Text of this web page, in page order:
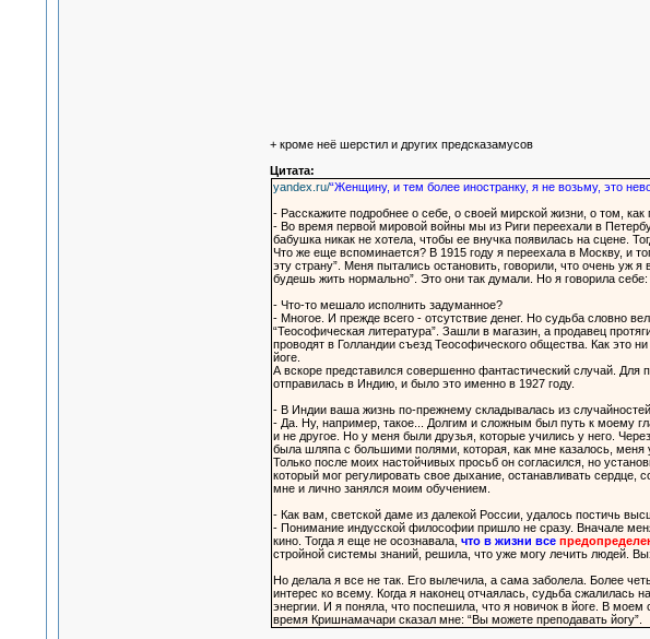
+ кроме неё шерстил и других предсказамусов
Цитата:
yandex.ru/“Женщину, и тем более иностранку, я не возьму, это
- Расскажите подробнее о себе, о своей мирской жизни, о том, как
- Во время первой мировой войны мы из Риги переехали в
бабушка никак не хотела, чтобы ее внучка появилась на сцене.
Что же еще вспоминается? В 1915 году я переехала в Москву, и
эту страну”. Меня пытались остановить, говорили, что очень уж
будешь жить нормально”. Это они так думали. Но я говорила
- Что-то мешало исполнить задуманное?
- Многое. И прежде всего - отсутствие денег. Но судьба словно
“Теософическая литература”. Зашли в магазин, а продавец
проводят в Голландии съезд Теософического общества. Как это
йоге.
А вскоре представился совершенно фантастический случай.
отправилась в Индию, и было это именно в 1927 году.
- В Индии ваша жизнь по-прежнему складывалась из
- Да. Ну, например, такое... Долгим и сложным был путь к моему
и не другое. Но у меня были друзья, которые учились у него.
была шляпа с большими полями, которая, как мне казалось,
Только после моих настойчивых просьб он согласился, но
который мог регулировать свое дыхание, останавливать
мне и лично занялся моим обучением.
- Как вам, светской даме из далекой России, удалось постичь
- Понимание индусской философии пришло не сразу. Вначале
кино. Тогда я еще не осознавала, что в жизни все
стройной системы знаний, решила, что уже могу лечить людей.
Но делала я все не так. Его вылечила, а сама заболела. Более
интерес ко всему. Когда я наконец отчаялась, судьба
энергии. И я поняла, что поспешила, что я новичок в йоге. В моем
время Кришнамачари сказал мне: “Вы можете преподавать йогу”.